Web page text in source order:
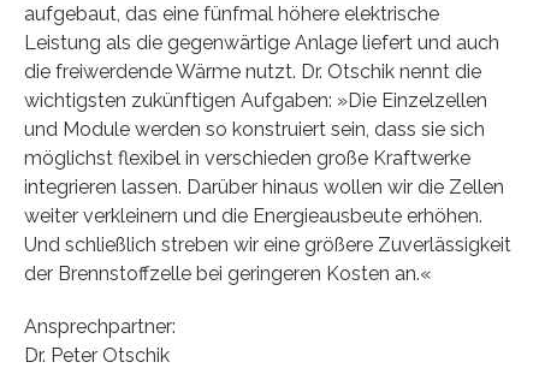
aufgebaut, das eine fünfmal höhere elektrische
Leistung als die gegenwärtige Anlage liefert und auch
die freiwerdende Wärme nutzt. Dr. Otschik nennt die
wichtigsten zukünftigen Aufgaben: »Die Einzelzellen
und Module werden so konstruiert sein, dass sie sich
möglichst flexibel in verschieden große Kraftwerke
integrieren lassen. Darüber hinaus wollen wir die Zellen
weiter verkleinern und die Energieausbeute erhöhen.
Und schließlich streben wir eine größere Zuverlässigkeit
der Brennstoffzelle bei geringeren Kosten an.«
Ansprechpartner:
Dr. Peter Otschik